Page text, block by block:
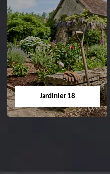
Dessouchage arbre
et haie 18
Entreprise dessouchage
arbre et haie 18 Cher
Jardinier 18